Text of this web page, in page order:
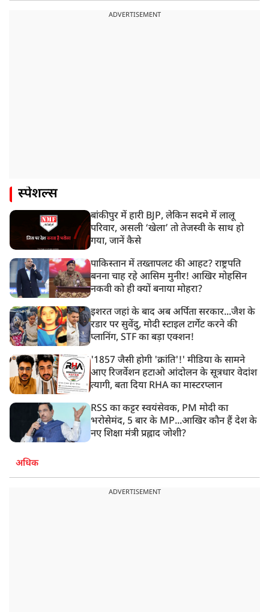
ADVERTISEMENT
स्पेशल्स
बांकीपुर में हारी BJP, लेकिन सदमे में लालू
परिवार, असली ‘खेला’ तो तेजस्वी के साथ हो
गया, जानें कैसे
पाकिस्तान में तख्तापलट की आहट? राष्ट्रपति
बनना चाह रहे आसिम मुनीर! आखिर मोहसिन
नकवी को ही क्यों बनाया मोहरा?
इशरत जहां के बाद अब अर्पिता सरकार...जैश के
रडार पर सुवेंदु, मोदी स्टाइल टार्गेट करने की
प्लानिंग, STF का बड़ा एक्शन!
'1857 जैसी होगी 'क्रांति'!' मीडिया के सामने
आए रिजर्वेशन हटाओ आंदोलन के सूत्रधार वेदांश
त्यागी, बता दिया RHA का मास्टरप्लान
RSS का कट्टर स्वयंसेवक, PM मोदी का
भरोसेमंद, 5 बार के MP...आखिर कौन हैं देश के
नए शिक्षा मंत्री प्रह्लाद जोशी?
अधिक
ADVERTISEMENT